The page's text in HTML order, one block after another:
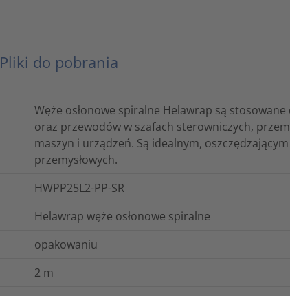
Pliki do pobrania
Węże osłonowe spiralne Helawrap są
oraz przewodów w szafach sterowniczych,
maszyn i urządzeń. Są idealnym,
przemysłowych.
HWPP25L2-PP-SR
Helawrap węże osłonowe spiralne
opakowaniu
2 m